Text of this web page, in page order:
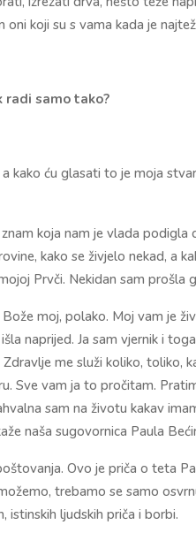
koji su s vama kada je
radi samo tako?
kako ću glasati to je moja
koja nam je vlada podigla
kako se živjelo nekad, a
Prvči. Nekidan sam prošla
moj, polako. Moj vam je
naprijed. Ja sam vjernik i
me služi koliko, toliko,
Sve vam ja to pročitam.
sam na životu kakav
naša sugovornica Paula
Ovo je priča o teta
trebamo se samo
istinskih ljudskih priča i borbi.